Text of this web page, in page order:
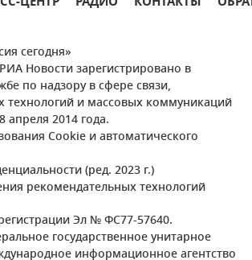
сегодня»
Новости зарегистрировано в
по надзору в сфере связи,
и массовых коммуникаций
апреля 2014 года.
Cookie и автоматического
(ред. 2023 г.)
рекомендательных технологий
Эл № ФС77-57640.
государственное унитарное
информационное агентство